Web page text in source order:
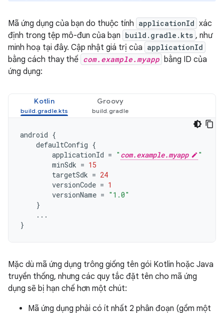
Mã ứng dụng của bạn do thuộc tính applicationId xác
định trong tệp mô-đun của bạn build.gradle.kts , như
minh hoạ tại đây. Cập nhật giá trị của applicationId
bằng cách thay thế com.example.myapp bằng ID của
ứng dụng:
Kotlin Groovy
android {
defaultConfig {
applicationId = " com.example.myapp
"
minSdk = 15
targetSdk = 24
versionCode = 1
versionName = "1.0"
}
...
}
Mặc dù mã ứng dụng trông giống tên gói Kotlin hoặc Java
truyền thống, nhưng các quy tắc đặt tên cho mã ứng
dụng sẽ bị hạn chế hơn một chút:
Mã ứng dụng phải có ít nhất 2 phân đoạn (gồm một